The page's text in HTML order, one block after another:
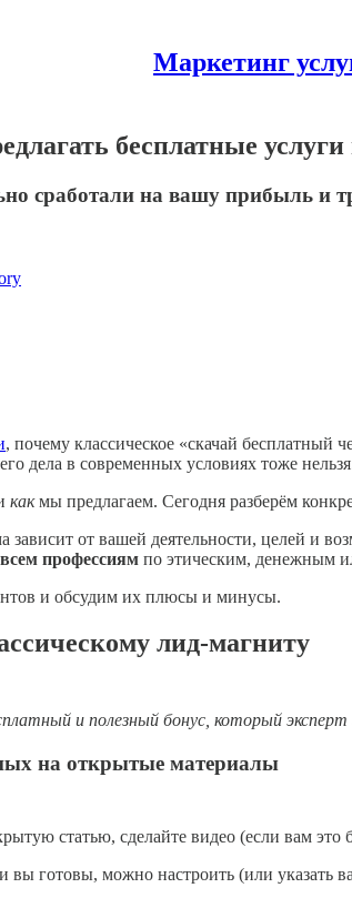
Маркетинг
бесплатные
сработали на вашу прибыль и
, почему классическое «скачай бесплатный
дела в современных условиях тоже
какмы предлагаем. Сегодня разберём
зависит от вашей деятельности, целей и
профессиям по этическим, денежным
и обсудим их плюсы и минусы.
лид-магниту
и полезный бонус, который эксперт
на открытые материалы
статью, сделайте видео (если вам это
готовы, можно настроить (или указать